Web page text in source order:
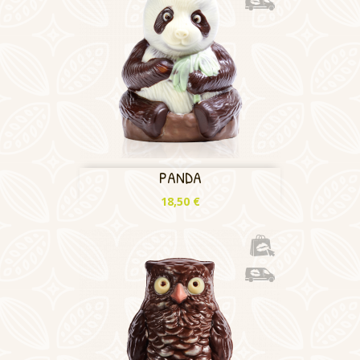
PANDA
Prix
18,50 €